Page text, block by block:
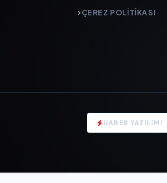
ÇEREZ POLITIKASI
HABER YAZILIMI